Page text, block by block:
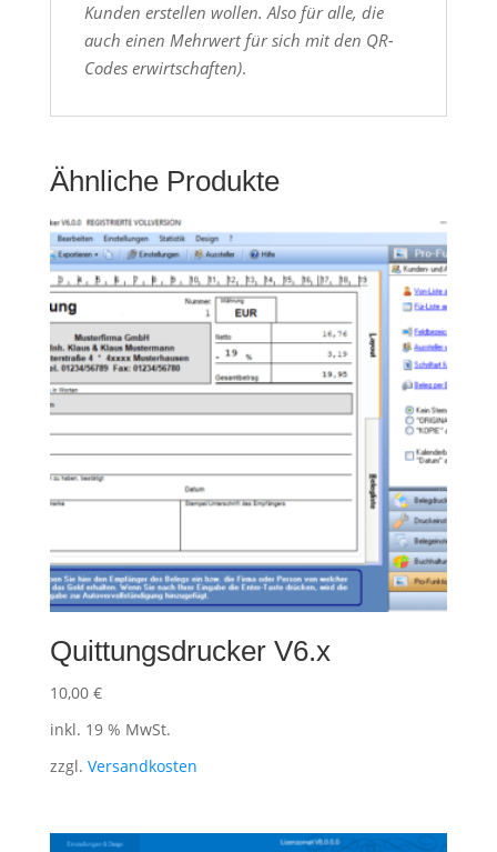
Kunden erstellen wollen. Also für alle, die
auch einen Mehrwert für sich mit den QR-
Codes erwirtschaften).
Ähnliche Produkte
Quittungsdrucker V6.x
10,00 €
inkl. 19 % MwSt.
zzgl. Versandkosten